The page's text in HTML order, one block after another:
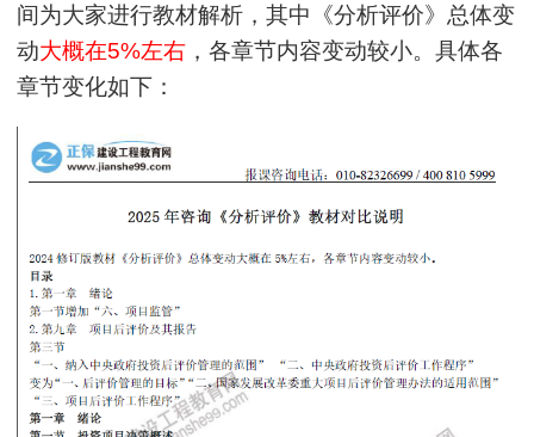
间为大家进行教材解析，其中《分析评价》总体变
动大概在5%左右 ，各章节内容变动较小。具体各
章节变化如下：